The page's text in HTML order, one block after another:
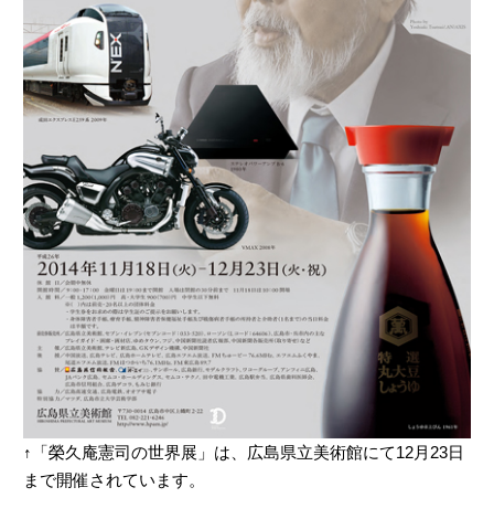
↑「榮久庵憲司の世界展」は、広島県立美術館にて12月23日
まで開催されています。